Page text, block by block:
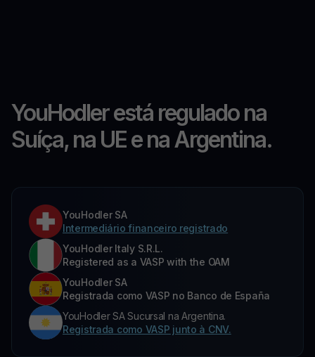
YouHodler está regulado na
Suíça, na UE e na Argentina.
YouHodler SA
Intermediário financeiro registrado
YouHodler Italy S.R.L.
Registered as a VASP with the OAM
YouHodler SA
Registrada como VASP no Banco de España
YouHodler SA Sucursal na Argentina.
Registrada como VASP junto à CNV.